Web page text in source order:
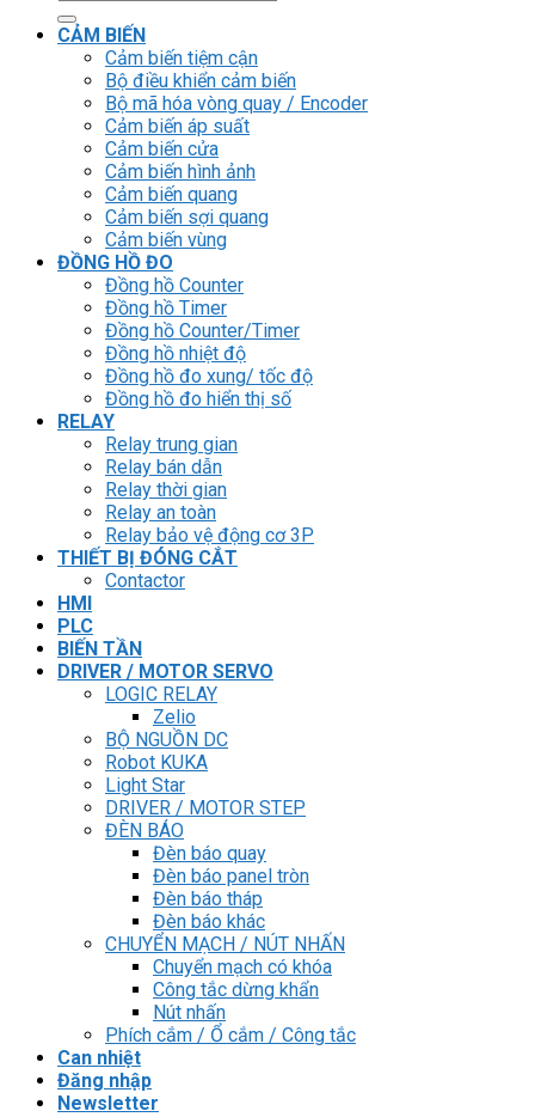
kiếm:
CẢM BIẾN
Cảm biến tiệm cận
Bộ điều khiển cảm biến
Bộ mã hóa vòng quay / Encoder
Cảm biến áp suất
Cảm biến cửa
Cảm biến hình ảnh
Cảm biến quang
Cảm biến sợi quang
Cảm biến vùng
ĐỒNG HỒ ĐO
Đồng hồ Counter
Đồng hồ Timer
Đồng hồ Counter/Timer
Đồng hồ nhiệt độ
Đồng hồ đo xung/ tốc độ
Đồng hồ đo hiển thị số
RELAY
Relay trung gian
Relay bán dẫn
Relay thời gian
Relay an toàn
Relay bảo vệ động cơ 3P
THIẾT BỊ ĐÓNG CẮT
Contactor
HMI
PLC
BIẾN TẦN
DRIVER / MOTOR SERVO
LOGIC RELAY
Zelio
BỘ NGUỒN DC
Robot KUKA
Light Star
DRIVER / MOTOR STEP
ĐÈN BÁO
Đèn báo quay
Đèn báo panel tròn
Đèn báo tháp
Đèn báo khác
CHUYỂN MẠCH / NÚT NHẤN
Chuyển mạch có khóa
Công tắc dừng khẩn
Nút nhấn
Phích cắm / Ổ cắm / Công tắc
Can nhiệt
Đăng nhập
Newsletter